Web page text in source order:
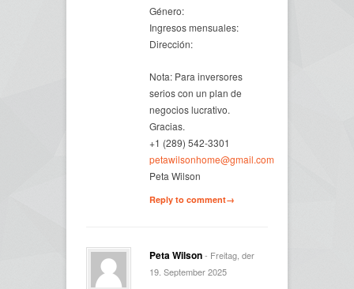
Género:
Ingresos mensuales:
Dirección:
Nota: Para inversores
serios con un plan de
negocios lucrativo.
Gracias.
+1 (289) 542-3301
petawilsonhome@gmail.com
Peta Wilson
Reply to comment→
Peta Wilson- Freitag, der
19. September 2025